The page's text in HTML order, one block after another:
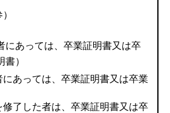
あっては、卒業証明書又は卒
）
あっては、卒業証明書又は卒業
了した者は、卒業証明書又は卒